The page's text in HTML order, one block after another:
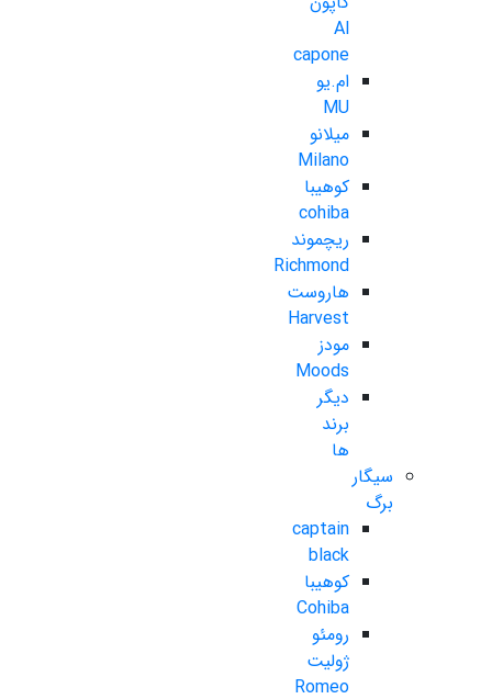
Al
capone
ام.یو
MU
میلانو
Milano
کوهیبا
cohiba
ریچموند
Richmond
هاروست
Harvest
مودز
Moods
دیگر
برند
ها
سیگار
برگ
captain
black
کوهیبا
Cohiba
رومئو
ژولیت
Romeo